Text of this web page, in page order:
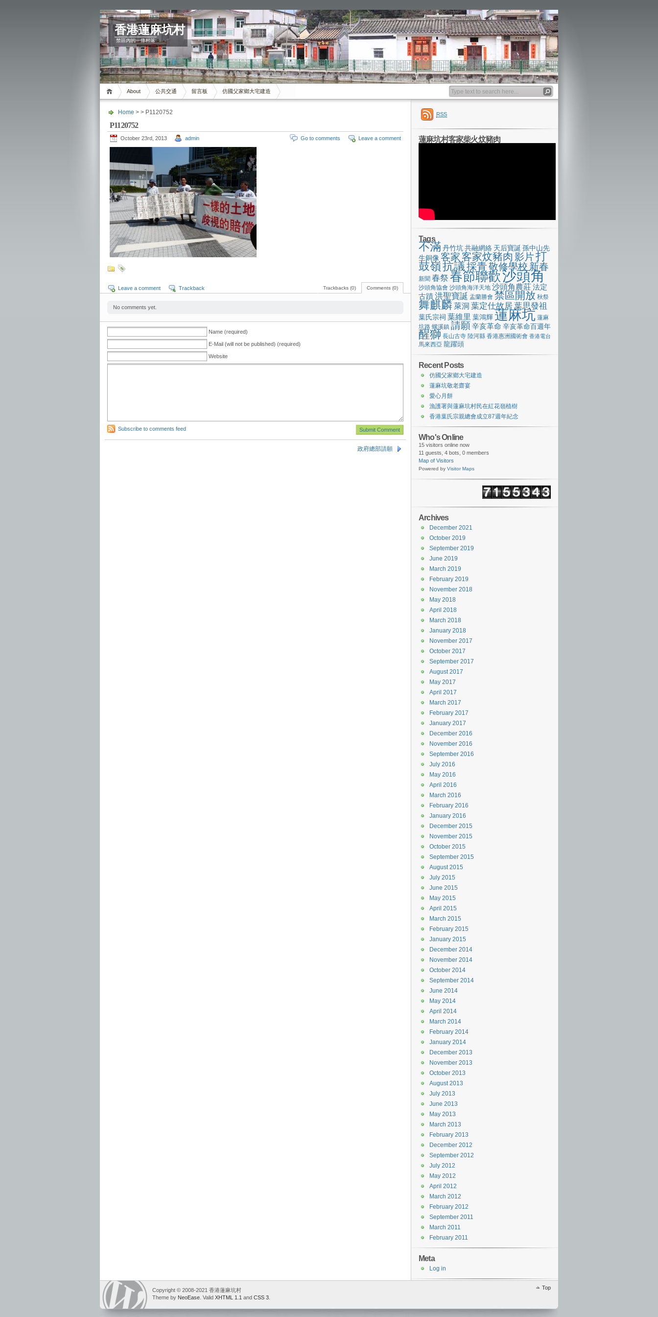
Banner
香港蓮麻坑村
禁區內的一條村落
About 公共交通 留言板 仿國父家鄉大宅建造
Home > > P1120752
P1120752
October 23rd, 2013 admin Leave a comment
Go to comments
Comments (0)
Trackbacks (0)
Leave a comment Trackback
No comments yet.
Name (required)
E-Mail (will not be published) (required)
Website
Subscribe to comments feed
政府總部請願
RSS
蓮麻坑村客家柴火炆豬肉
Tags
不滿 丹竹坑共融網絡 天后寶誕 孫中山先
生銅像 客家客家炆豬肉 影片打
鼓嶺抗議採青敬修學校 新春
新聞 春祭 春節聯歡沙頭角
沙頭角協會 沙頭角海洋天地 沙頭角農莊法定
古蹟洪聖寶誕 盂蘭勝會 禁區開放 秋祭
舞麒麟萊洞 葉定仕故居葉思發祖
葉氏宗祠 葉維里 葉鴻輝蓮麻坑 蓮麻
坑路 螺溪鎮 請願辛亥革命 辛亥革命百週年
醒獅 長山古寺 陸河縣 香港惠洲國術會 香港電台
馬來西亞 龍躍頭
Recent Posts
仿國父家鄉大宅建造
蓮麻坑敬老齋宴
愛心月餅
漁護署與蓮麻坑村民在紅花嶺植樹
香港葉氏宗親總會成立87週年紀念
Who's Online
15 visitors online now
11 guests, 4 bots, 0 members
Map of Visitors
Powered by Visitor Maps
Archives
December 2021
October 2019
September 2019
June 2019
March 2019
February 2019
November 2018
May 2018
April 2018
March 2018
January 2018
November 2017
October 2017
September 2017
August 2017
May 2017
April 2017
March 2017
February 2017
January 2017
December 2016
November 2016
September 2016
July 2016
May 2016
April 2016
March 2016
February 2016
January 2016
December 2015
November 2015
October 2015
September 2015
August 2015
July 2015
June 2015
May 2015
April 2015
March 2015
February 2015
January 2015
December 2014
November 2014
October 2014
September 2014
June 2014
May 2014
April 2014
March 2014
February 2014
January 2014
December 2013
November 2013
October 2013
August 2013
July 2013
June 2013
May 2013
March 2013
February 2013
December 2012
September 2012
July 2012
May 2012
April 2012
March 2012
February 2012
September 2011
March 2011
February 2011
Meta
Log in
Top
Copyright © 2008-2021 香港蓮麻坑村
Theme by NeoEase . Valid XHTML 1.1 and CSS 3